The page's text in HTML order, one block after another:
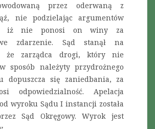
przez oderwaną z
nie podzielając argumentów
iż nie ponosi on winy za
zdarzenie. Sąd stanął na
że zarządca drogi, który nie
sposób należyty przydrożnego
dopuszcza się zaniedbania, za
odpowiedzialność. Apelacja
wyroku Sądu I instancji została
Sąd Okręgowy. Wyrok jest